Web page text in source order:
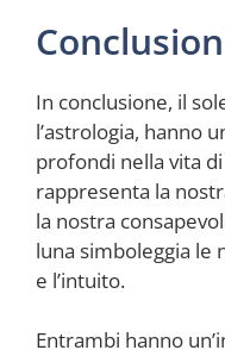
In conclusione, il
l’astrologia, hanno
profondi nella vita
rappresenta la
la nostra
luna simboleggia le
e l’intuito.
Entrambi hanno